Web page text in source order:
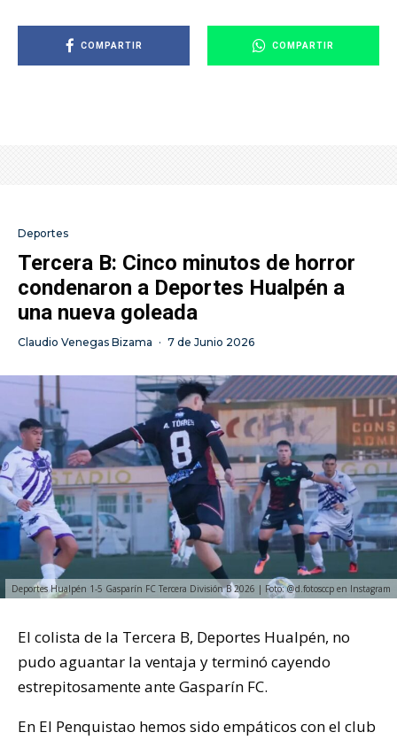
COMPARTIR COMPARTIR
Deportes
Tercera B: Cinco minutos de horror
condenaron a Deportes Hualpén a
una nueva goleada
Claudio Venegas Bizama · 7 de Junio 2026
Deportes Hualpén 1-5 Gasparín FC Tercera División B 2026 | Foto: @d.fotosccp en Instagram
El colista de la Tercera B, Deportes Hualpén, no
pudo aguantar la ventaja y terminó cayendo
estrepitosamente ante Gasparín FC.
En El Penquistao hemos sido empáticos con el club